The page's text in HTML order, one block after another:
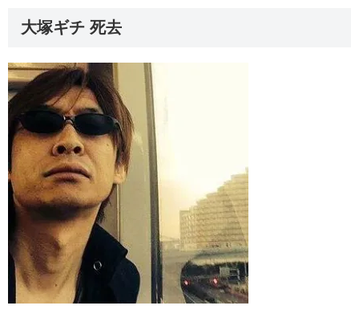
大塚ギチ 死去